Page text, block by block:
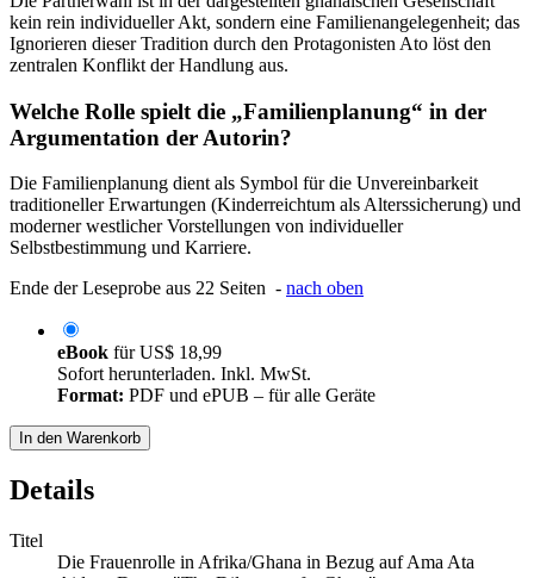
kein rein individueller Akt, sondern eine Familienangelegenheit; das
Ignorieren dieser Tradition durch den Protagonisten Ato löst den
zentralen Konflikt der Handlung aus.
Welche Rolle spielt die „Familienplanung“ in der
Argumentation der Autorin?
Die Familienplanung dient als Symbol für die Unvereinbarkeit
traditioneller Erwartungen (Kinderreichtum als Alterssicherung) und
moderner westlicher Vorstellungen von individueller
Selbstbestimmung und Karriere.
Ende der Leseprobe aus 22 Seiten - nach oben
eBook fürUS$ 18,99
Sofort herunterladen. Inkl. MwSt.
Format: PDF und ePUB – für alle Geräte
In den Warenkorb
Details
Titel
Die Frauenrolle in Afrika/Ghana in Bezug auf Ama Ata